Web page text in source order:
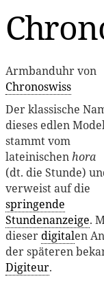
Armbanduhr von
Chronoswiss
Der klassische
dieses edlen
stammt vom
lateinischenhora
(dt. die Stunde)
verweist auf die
springende
Stundenanzeige.
dieserdigitalen
der späteren
Digiteur.